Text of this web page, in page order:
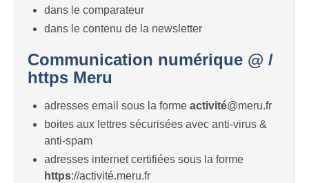
dans le comparateur
dans le contenu de la newsletter
Communication numérique @ /
https Meru
adresses email sous la forme activité@meru.fr
boites aux lettres sécurisées avec anti-virus &
anti-spam
adresses internet certifiées sous la forme
https://activité.meru.fr